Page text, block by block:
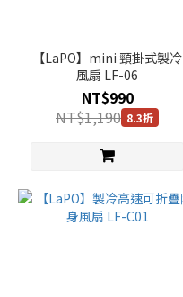
【LaPO】mini 頸掛式製冷
風扇 LF-06
NT$990
NT$1,190 8.3折